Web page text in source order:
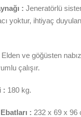
: Jeneratörlü
yoktur, ihtiyaç
Elden ve göğüsten
çalışır.
: 180 kg.
: 232 x 69 x 96